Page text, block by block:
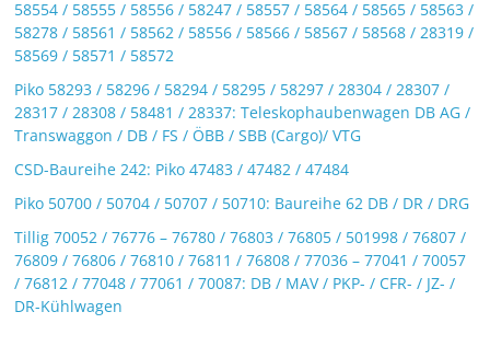
58554 / 58555 / 58556 / 58247 / 58557 / 58564 / 58565 / 58563 /
58278 / 58561 / 58562 / 58556 / 58566 / 58567 / 58568 / 28319 /
58569 / 58571 / 58572
Piko 58293 / 58296 / 58294 / 58295 / 58297 / 28304 / 28307 /
28317 / 28308 / 58481 / 28337: Teleskophaubenwagen DB AG /
Transwaggon / DB / FS / ÖBB / SBB (Cargo)/ VTG
CSD-Baureihe 242: Piko 47483 / 47482 / 47484
Piko 50700 / 50704 / 50707 / 50710: Baureihe 62 DB / DR / DRG
Tillig 70052 / 76776 – 76780 / 76803 / 76805 / 501998 / 76807 /
76809 / 76806 / 76810 / 76811 / 76808 / 77036 – 77041 / 70057
/ 76812 / 77048 / 77061 / 70087: DB / MAV / PKP- / CFR- / JZ- /
DR-Kühlwagen